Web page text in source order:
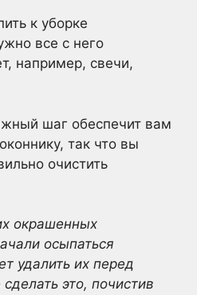
к уборке
все с него
например, свечи,
шаг обеспечит вам
так что вы
очистить
окрашенных
осыпаться
удалить их перед
это, почистив